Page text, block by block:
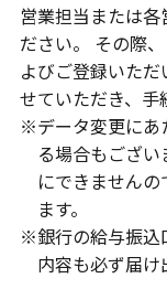
営業担当または
ださい。 その際
よびご登録いた
せていただき、手
※データ変更にあ
る場合もござ
にできません
ます。
※銀行の給与振込
内容も必ず届け